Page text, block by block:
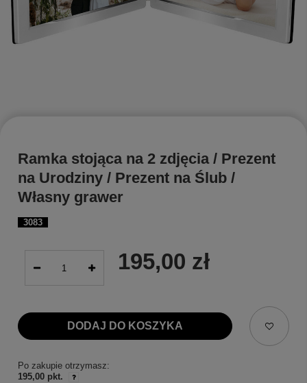
3083
Ramka stojąca na 2 zdjęcia / Prezent
na Urodziny / Prezent na Ślub /
Własny grawer
195,00 zł
DODAJ DO KOSZYKA
Po zakupie otrzymasz:
195,00 pkt.